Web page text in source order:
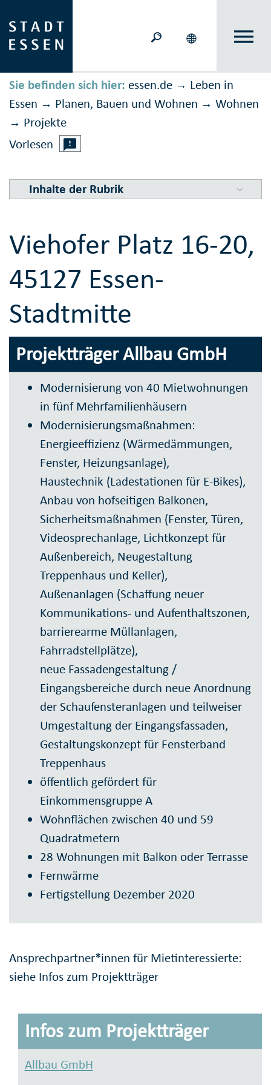
Sie befinden sich hier: essen.de → Leben in
Essen → Planen, Bauen und Wohnen → Wohnen
→ Projekte
Vorlesen
Inhalte der Rubrik
Viehofer Platz 16-20,
45127 Essen-
Stadtmitte
Projektträger Allbau GmbH
Modernisierung von 40 Mietwohnungen
in fünf Mehrfamilienhäusern
Modernisierungsmaßnahmen:
Energieeffizienz (Wärmedämmungen,
Fenster, Heizungsanlage),
Haustechnik (Ladestationen für E-Bikes),
Anbau von hofseitigen Balkonen,
Sicherheitsmaßnahmen (Fenster, Türen,
Videosprechanlage, Lichtkonzept für
Außenbereich, Neugestaltung
Treppenhaus und Keller),
Außenanlagen (Schaffung neuer
Kommunikations- und Aufenthaltszonen,
barrierearme Müllanlagen,
Fahrradstellplätze),
neue Fassadengestaltung /
Eingangsbereiche durch neue Anordnung
der Schaufensteranlagen und teilweiser
Umgestaltung der Eingangsfassaden,
Gestaltungskonzept für Fensterband
Treppenhaus
öffentlich gefördert für
Einkommensgruppe A
Wohnflächen zwischen 40 und 59
Quadratmetern
28 Wohnungen mit Balkon oder Terrasse
Fernwärme
Fertigstellung Dezember 2020
Ansprechpartner*innen für Mietinteressierte:
siehe Infos zum Projektträger
Infos zum Projektträger
Allbau GmbH